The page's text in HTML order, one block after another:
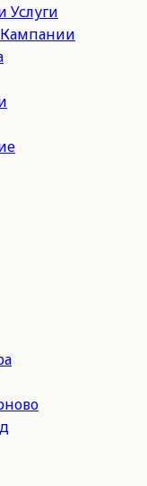
Услуги